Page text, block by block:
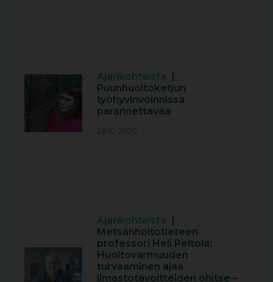
Ajankohtaista |
Puunhuoltoketjun
työhyvinvoinnissa
parannettavaa
26.10.2020
Ajankohtaista |
Metsänhoitotieteen
professori Heli Peltola:
Huoltovarmuuden
turvaaminen ajaa
ilmastotavoitteiden ohitse –